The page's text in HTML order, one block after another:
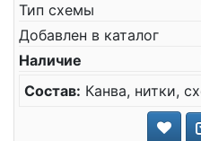
Тип схемы
Добавлен в каталог
Наличие
Состав: Канва, нитки,